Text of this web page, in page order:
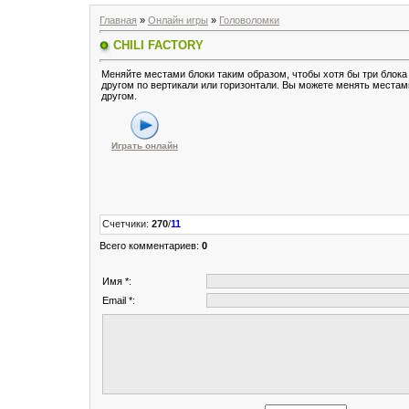
Главная » Онлайн игры » Головоломки
CHILI FACTORY
Меняйте местами блоки таким образом, чтобы хотя бы три
другом по вертикали или горизонтали. Вы можете менять
другом.
Играть онлайн
Счетчики: 270/11
Всего комментариев: 0
Имя *:
Email *: